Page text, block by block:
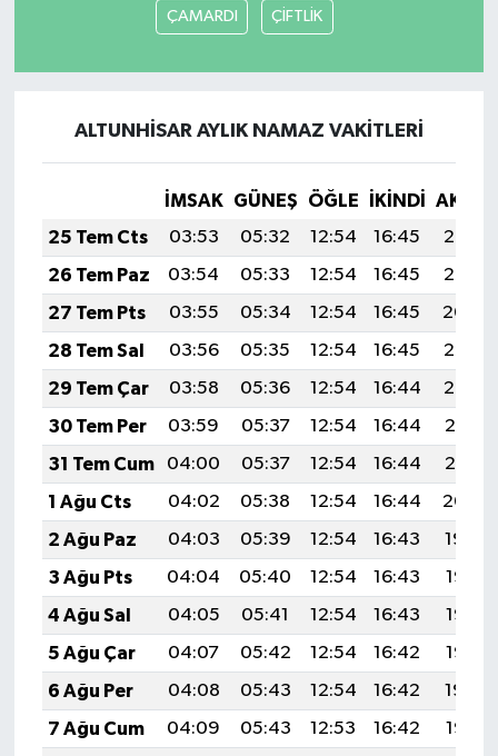
ÇAMARDI ÇİFTLİK
ALTUNHİSAR AYLIK NAMAZ VAKITLERI
İMSAK GÜNEŞ ÖĞLE İKINDI
25 Tem Cts
03:53 05:32 12:54 16:45
20:06
26 Tem Paz
03:54 05:33 12:54 16:45
20:05
27 Tem Pts
03:55 05:34 12:54 16:45
20:04
28 Tem Sal
03:56 05:35 12:54 16:45
20:03
29 Tem Çar
03:58 05:36 12:54 16:44
20:02
30 Tem Per
03:59 05:37 12:54 16:44
20:01
31 Tem Cum
04:00 05:37 12:54 16:44
20:01
1 Ağu Cts
04:02 05:38 12:54 16:44
20:00
2 Ağu Paz
04:03 05:39 12:54 16:43
19:59
3 Ağu Pts
04:04 05:40 12:54 16:43
19:58
4 Ağu Sal
04:05 05:41 12:54 16:43
19:57
5 Ağu Çar
04:07 05:42 12:54 16:42
19:56
6 Ağu Per
04:08 05:43 12:54 16:42
19:54
7 Ağu Cum
04:09 05:43 12:53 16:42
19:53
Yemek